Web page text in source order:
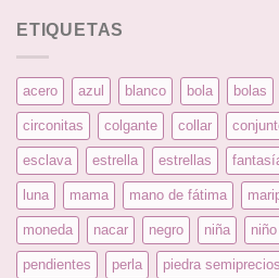
ETIQUETAS
acero azul blanco bola bolas
circonitas colgante collar
esclava estrella estrellas
luna mama mano de fátima
moneda nacar negro niña niño
pendientes perla piedra